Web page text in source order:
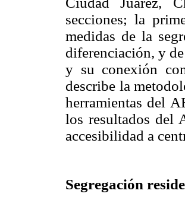
secciones; la
medidas de la
diferenciación, y
y su conexión
describe la
herramientas del
los resultados del
accesibilidad a
Segregación